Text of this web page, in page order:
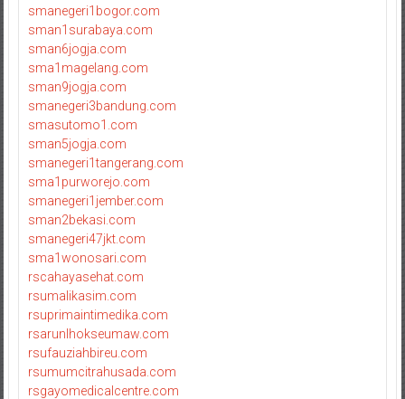
smanegeri1bogor.com
sman1surabaya.com
sman6jogja.com
sma1magelang.com
sman9jogja.com
smanegeri3bandung.com
smasutomo1.com
sman5jogja.com
smanegeri1tangerang.com
sma1purworejo.com
smanegeri1jember.com
sman2bekasi.com
smanegeri47jkt.com
sma1wonosari.com
rscahayasehat.com
rsumalikasim.com
rsuprimaintimedika.com
rsarunlhokseumaw.com
rsufauziahbireu.com
rsumumcitrahusada.com
rsgayomedicalcentre.com